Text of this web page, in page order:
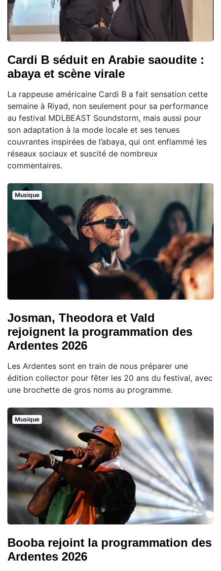
Cardi B séduit en Arabie saoudite :
abaya et scène virale
La rappeuse américaine Cardi B a fait sensation cette
semaine à Riyad, non seulement pour sa performance
au festival MDLBEAST Soundstorm, mais aussi pour
son adaptation à la mode locale et ses tenues
couvrantes inspirées de l’abaya, qui ont enflammé les
réseaux sociaux et suscité de nombreux
commentaires.
Musique
Josman, Theodora et Vald
rejoignent la programmation des
Ardentes 2026
Les Ardentes sont en train de nous préparer une
édition collector pour fêter les 20 ans du festival, avec
une brochette de gros noms au programme.
Musique
Booba rejoint la programmation des
Ardentes 2026